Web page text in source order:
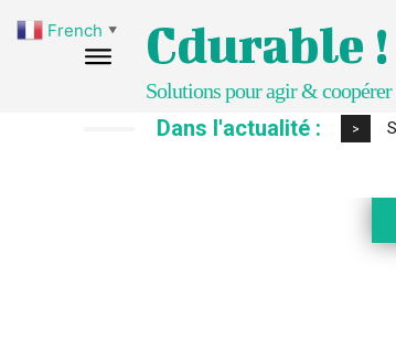
Cdurable !
Solutions pour agir &
Dans l'actualité : >
French ▼